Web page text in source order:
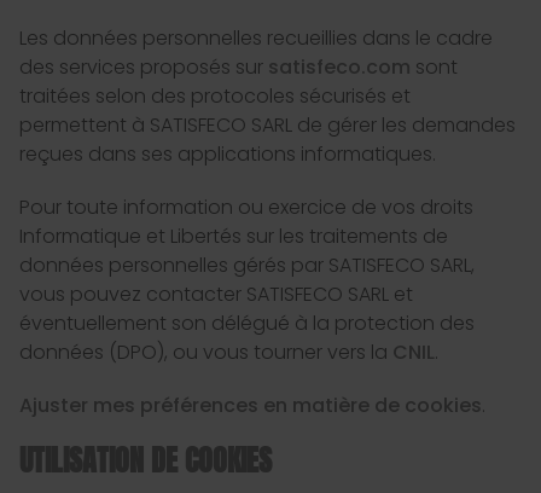
Les données personnelles recueillies dans le cadre
des services proposés sur satisfeco.com sont
traitées selon des protocoles sécurisés et
permettent à SATISFECO SARL de gérer les demandes
reçues dans ses applications informatiques.
Pour toute information ou exercice de vos droits
Informatique et Libertés sur les traitements de
données personnelles gérés par SATISFECO SARL,
vous pouvez contacter SATISFECO SARL et
éventuellement son délégué à la protection des
données (DPO), ou vous tourner vers la CNIL.
Ajuster mes préférences en matière de cookies.
UTILISATION DE COOKIES